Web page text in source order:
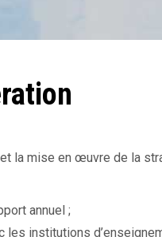
la mise en œuvre de la
annuel ;
institutions